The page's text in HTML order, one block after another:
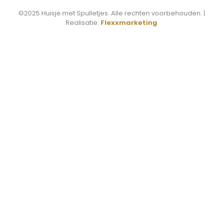
©2025 Huisje met Spulletjes. Alle rechten voorbehouden. |
Realisatie: Flexxmarketing